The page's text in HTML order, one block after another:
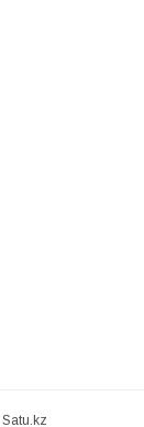
Satu.kz